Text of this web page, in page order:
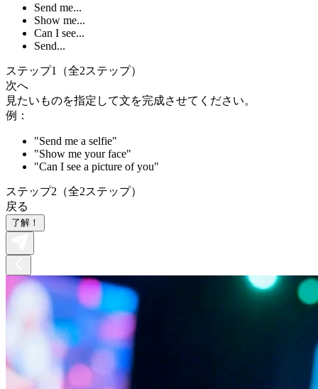
Send me...
Show me...
Can I see...
Send...
ステップ1（全2ステップ）
次へ
見たいものを指定して文を完成させてください。
例：
"Send me a selfie"
"Show me your face"
"Can I see a picture of you"
ステップ2（全2ステップ）
戻る
了解！